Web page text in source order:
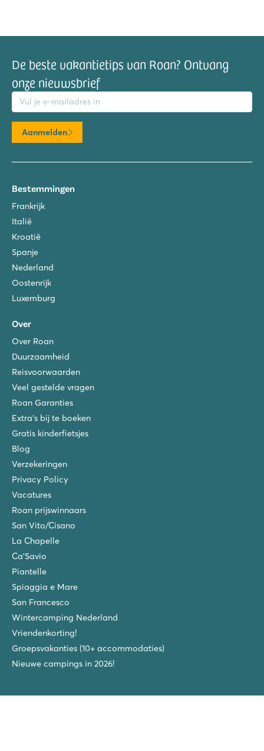
De beste vakantietips van Roan? Ontvang
onze nieuwsbrief
Aanmelden
Bestemmingen
Frankrijk
Italië
Kroatië
Spanje
Nederland
Oostenrijk
Luxemburg
Over
Over Roan
Duurzaamheid
Reisvoorwaarden
Veel gestelde vragen
Roan Garanties
Extra's bij te boeken
Gratis kinderfietsjes
Blog
Verzekeringen
Privacy Policy
Vacatures
Roan prijswinnaars
San Vito/Cisano
La Chapelle
Ca'Savio
Piantelle
Spiaggia e Mare
San Francesco
Wintercamping Nederland
Vriendenkorting!
Groepsvakanties (10+ accommodaties)
Nieuwe campings in 2026!